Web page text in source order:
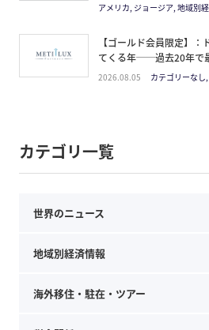
アメリカ, ジョージア, 地域別
【ゴールド会員限定】
てくる年──過去20年で
ミサイルが崩した“安全
2026.08.05 カテゴリーな
カテゴリ一覧
世界のニュース
地域別経済情報
海外移住・駐在・ツアー